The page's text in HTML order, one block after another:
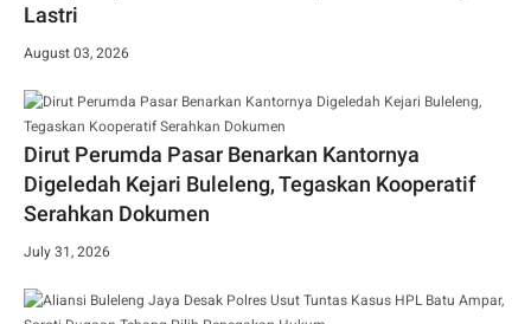
Lastri
August 03, 2026
Dirut Perumda Pasar Benarkan Kantornya
Digeledah Kejari Buleleng, Tegaskan Kooperatif
Serahkan Dokumen
July 31, 2026